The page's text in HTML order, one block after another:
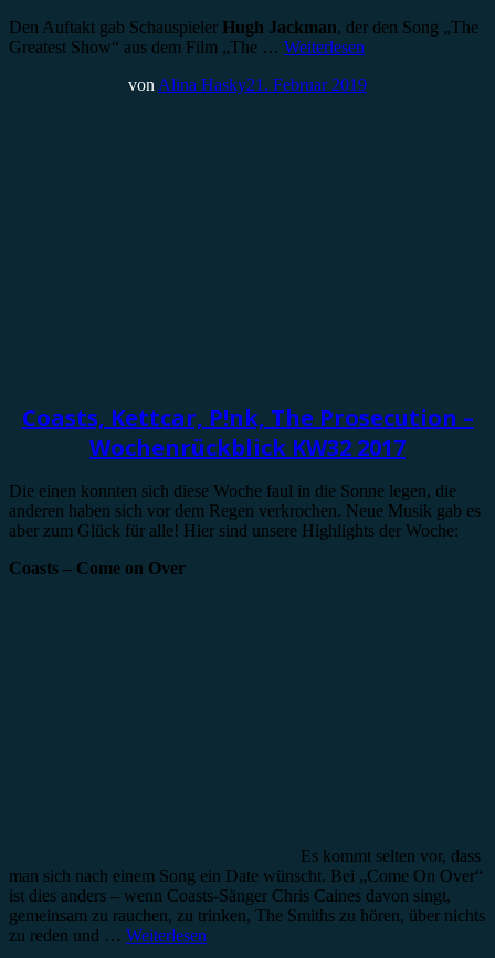
Den Auftakt gab Schauspieler Hugh Jackman, der den Song „The
Greatest Show“ aus dem Film „The … Weiterlesen
von Alina Hasky21. Februar 2019
Coasts, Kettcar, P!nk, The Prosecution –
Wochenrückblick KW32 2017
Die einen konnten sich diese Woche faul in die Sonne legen, die
anderen haben sich vor dem Regen verkrochen. Neue Musik gab es
aber zum Glück für alle! Hier sind unsere Highlights der Woche:
Coasts – Come on Over
Es kommt selten vor, dass
man sich nach einem Song ein Date wünscht. Bei „Come On Over“
ist dies anders – wenn Coasts-Sänger Chris Caines davon singt,
gemeinsam zu rauchen, zu trinken, The Smiths zu hören, über nichts
zu reden und … Weiterlesen